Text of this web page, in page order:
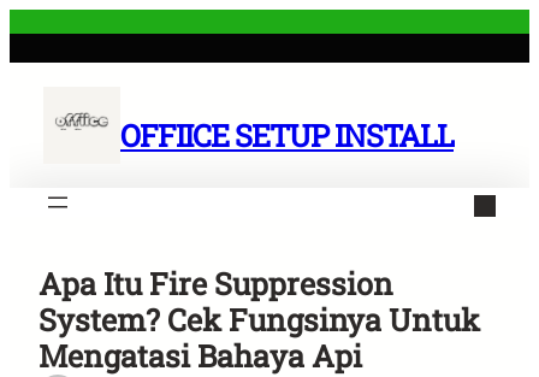
OFFIICE SETUP INSTALL
Apa Itu Fire Suppression
System? Cek Fungsinya Untuk
Mengatasi Bahaya Api